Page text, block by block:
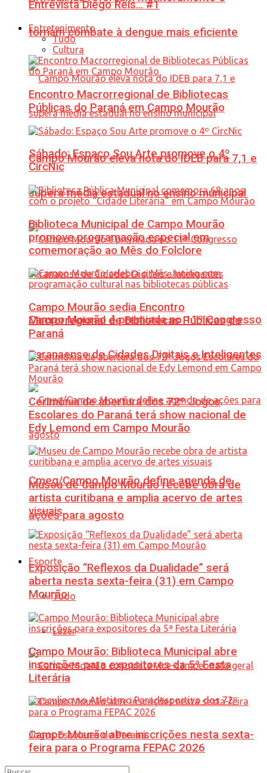
tornam combate à dengue mais eficiente
Campo Mourão eleva nota do IDEB para 7,1 e
supera média estadual no ensino municipal
Campo Mourão é premiada no 11º Congresso
Paranaense de Cidades Digitais e Inteligentes
Cmeg/Campo Mourão define agenda de
ações para agosto
Esporte
Tudo
Lazer
Entrevista Diego Reis… #1
Entretenimento
Tudo
Cultura
Encontro Macrorregional de Bibliotecas
Públicas do Paraná em Campo Mourão
Sábado: Espaço Sou Arte promove o 4º
CircNic
Biblioteca Municipal de Campo Mourão
promove programação especial em
comemoração ao Mês do Folclore
Campo Mourão sedia Encontro
Macrorregional de Bibliotecas Públicas do
Paraná
Cerimônia de abertura dos 72º Jogos
Escolares do Paraná terá show nacional de
Edy Lemond em Campo Mourão
Museu de Campo Mourão recebe obra de
artista curitibana e amplia acervo de artes
visuais
Exposição “Reflexos da Dualidade” será
aberta nesta sexta-feira (31) em Campo
Mourão
Campo Mourão: Biblioteca Municipal abre
inscrições para expositores da 5ª Festa
Literária
Campo Mourão abre inscrições nesta sexta-
feira para o Programa FEPAC 2026